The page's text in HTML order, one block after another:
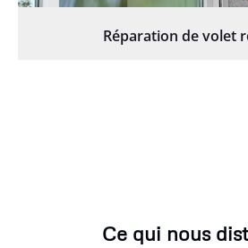
Réparation de volet
Ce qui nous